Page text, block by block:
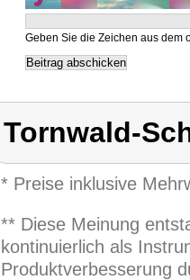
Geben Sie die Zeichen aus dem
Tornwald-
* Preise inklusive
** Diese Meinung
kontinuierlich als
Produktverbesserung